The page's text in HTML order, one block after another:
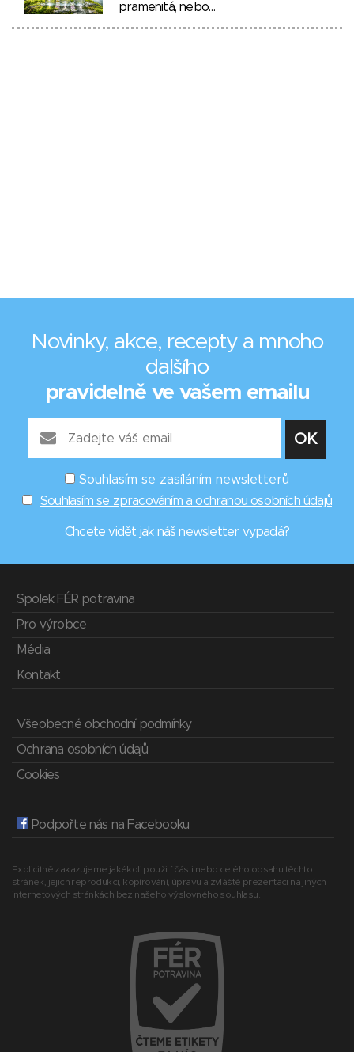
pramenitá, nebo…
Novinky, akce, recepty a mnoho
dalšího
pravidelně ve vašem emailu
Souhlasím se zasíláním newsletterů
Souhlasím se zpracováním a ochranou osobních údajů
Chcete vidět jak náš newsletter vypadá?
Spolek FÉR potravina
Pro výrobce
Média
Kontakt
Všeobecné obchodní podmínky
Ochrana osobních údajů
Cookies
Podpořte nás na Facebooku
Explicitně zakazujeme jakékoli použití části nebo celého obsahu těchto
stránek, jejich reprodukci, kopírování, úpravu a zvláště prezentaci na jiných
internetových stránkách bez našeho výslovného souhlasu.